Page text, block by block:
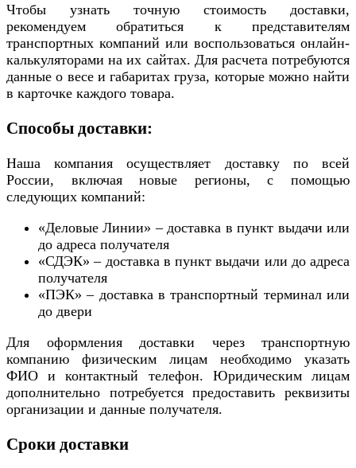
Чтобы узнать точную стоимость доставки,
рекомендуем обратиться к представителям
транспортных компаний или воспользоваться онлайн-
калькуляторами на их сайтах. Для расчета потребуются
данные о весе и габаритах груза, которые можно найти
в карточке каждого товара.
Способы доставки:
Наша компания осуществляет доставку по всей
России, включая новые регионы, с помощью
следующих компаний:
«Деловые Линии» – доставка в пункт выдачи или
до адреса получателя
«СДЭК» – доставка в пункт выдачи или до адреса
получателя
«ПЭК» – доставка в транспортный терминал или
до двери
Для оформления доставки через транспортную
компанию физическим лицам необходимо указать
ФИО и контактный телефон. Юридическим лицам
дополнительно потребуется предоставить реквизиты
организации и данные получателя.
Сроки доставки